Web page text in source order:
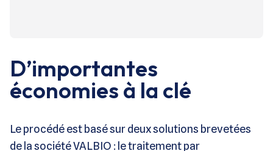
D’importantes
économies à la clé
Le procédé est basé sur deux solutions brevetées
de la société VALBIO : le traitement par